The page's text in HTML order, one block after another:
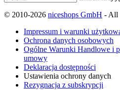
© 2010-2026 niceshops GmbH - All
Impressum i warunki
Ochrona danych osobowych
Ogólne Warunki Handlowe i
umowy
Deklaracja dostępności
Ustawienia ochrony danych
Rezygnacja z subskrypcji